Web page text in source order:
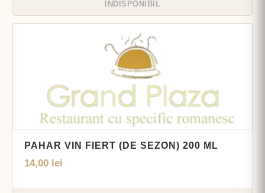
INDISPONIBIL
PAHAR VIN FIERT (DE SEZON) 200 ML
14,00 lei